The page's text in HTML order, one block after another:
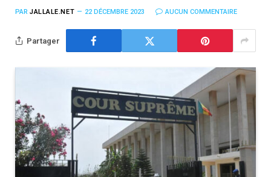
PAR JALLALE.NET 22 DÉCEMBRE 2023 AUCUN COMMENTAIRE
Partager